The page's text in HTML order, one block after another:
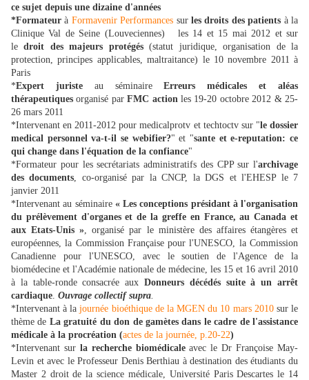
ce sujet depuis une dizaine d'années
*Formateur à Formavenir Performances surles droits des patients à la
Clinique Val de Seine (Louveciennes) les 14 et 15 mai 2012 et sur
ledroit des majeurs protégés(statut juridique, organisation de la
protection, principes applicables, maltraitance) le 10 novembre 2011 à
Paris
*Expert juristeau séminaireErreurs médicales et aléas
thérapeutiques organisé parFMC actionles 19-20 octobre 2012 & 25-
26 mars 2011
*Intervenant en 2011-2012 pour medicalprotv et techtoctv sur "le dossier
medical personnel va-t-il se webifier?" et "sante et e-reputation: ce
qui change dans l'équation de la confiance"
*Formateur pour les secrétariats administratifs des CPP sur l'archivage
des documents, co-organisé par la CNCP, la DGS et l'EHESP le 7
janvier 2011
*Intervenant au séminaire « Les conceptions présidant à l'organisation
du prélèvement d'organes et de la greffe en France, au Canada et
aux Etats-Unis », organisé par le ministère des affaires étangères et
européennes, la Commission Française pour l'UNESCO, la Commission
Canadienne pour l'UNESCO, avec le soutien de l'Agence de la
biomédecine et l'Académie nationale de médecine, les 15 et 16 avril 2010
à la table-ronde consacrée aux Donneurs décédés suite à un arrêt
cardiaque. Ouvrage collectif supra.
*Intervenant à lajournée bioéthique de la MGEN du 10 mars 2010sur le
thème de La gratuité du don de gamètes dans le cadre de l'assistance
médicale à la procréation (actes de la journée, p.20-22)
*Intervenant sur la recherche biomédicaleavec le Dr Françoise May-
Levin et avec le Professeur Denis Berthiau à destination des étudiants du
Master 2 droit de la science médicale, Université Paris Descartes le 14